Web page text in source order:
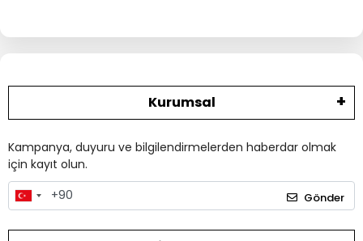
Kurumsal
Kampanya, duyuru ve bilgilendirmelerden haberdar olmak
için kayıt olun.
Gönder